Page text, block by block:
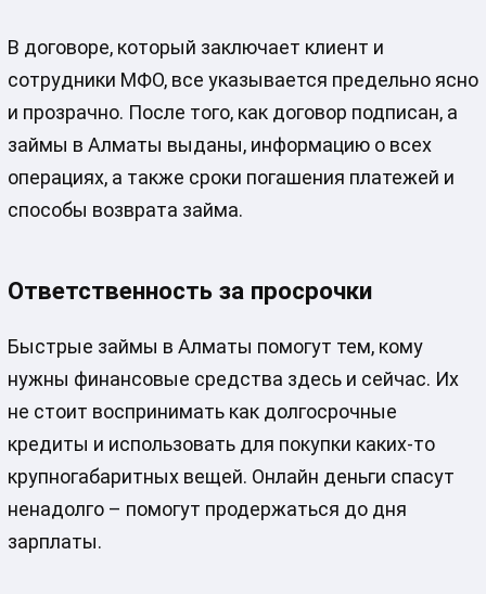
В договоре, который заключает клиент и
сотрудники МФО, все указывается предельно ясно
и прозрачно. После того, как договор подписан, а
займы в Алматы выданы, информацию о всех
операциях, а также сроки погашения платежей и
способы возврата займа.
Ответственность за просрочки
Быстрые займы в Алматы помогут тем, кому
нужны финансовые средства здесь и сейчас. Их
не стоит воспринимать как долгосрочные
кредиты и использовать для покупки каких-то
крупногабаритных вещей. Онлайн деньги спасут
ненадолго – помогут продержаться до дня
зарплаты.